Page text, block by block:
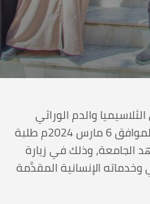
والدم الوراثي
اليوم الأربعاء 25 شعبان 1445هـ الموافق 6 مارس 2024م طلبة
وذلك في زيارة
الإنسانية المقدَّمة